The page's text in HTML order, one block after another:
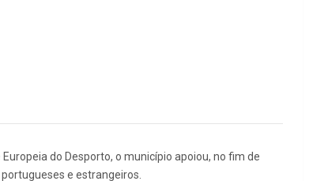
do Desporto, o município apoiou, no fim de
e estrangeiros.